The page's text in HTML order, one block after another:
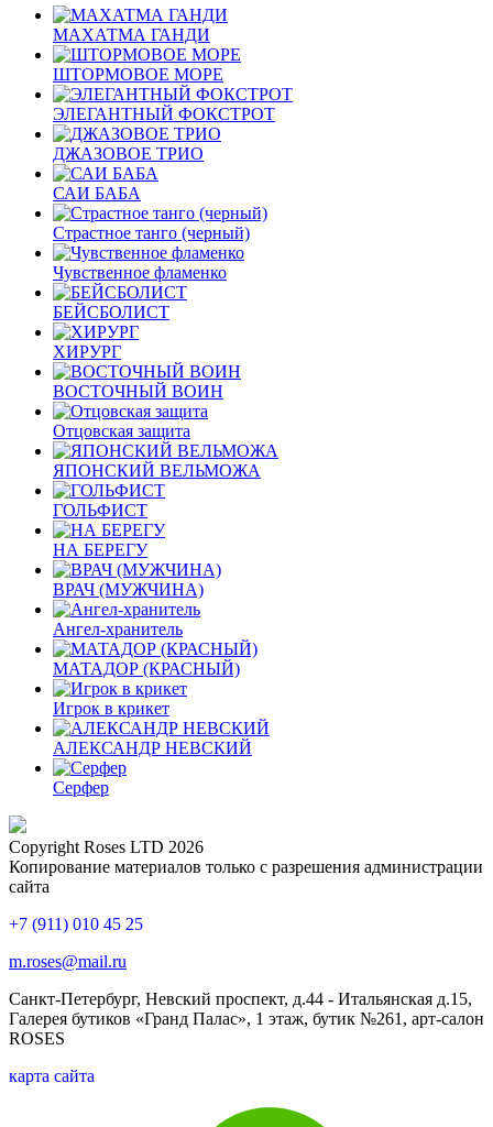
МАХАТМА ГАНДИ
ШТОРМОВОЕ МОРЕ
ЭЛЕГАНТНЫЙ ФОКСТРОТ
ДЖАЗОВОЕ ТРИО
САИ БАБА
Страстное танго (черный)
Чувственное фламенко
БЕЙСБОЛИСТ
ХИРУРГ
ВОСТОЧНЫЙ ВОИН
Отцовская защита
ЯПОНСКИЙ ВЕЛЬМОЖА
ГОЛЬФИСТ
НА БЕРЕГУ
ВРАЧ (МУЖЧИНА)
Ангел-хранитель
МАТАДОР (КРАСНЫЙ)
Игрок в крикет
АЛЕКСАНДР НЕВСКИЙ
Серфер
Copyright Roses LTD 2026
Копирование материалов только с разрешения администрации
сайта
+7 (911) 010 45 25
m.roses@mail.ru
Санкт-Петербург, Невский проспект, д.44 - Итальянская д.15,
Галерея бутиков «Гранд Палас», 1 этаж, бутик №261, арт-салон
ROSES
карта сайта